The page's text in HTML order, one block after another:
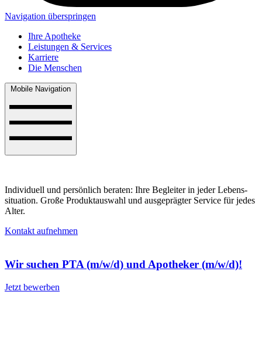
Navigation überspringen
Ihre Apotheke
Leistungen & Services
Karriere
Die Menschen
Mobile Navigation
Individuell und persönlich beraten: Ihre Begleiter in jeder Lebens­
situation. Große Produkt­aus­wahl und ausge­präg­ter Service für jedes
Alter.
Kontakt aufnehmen
Wir suchen PTA (m/w/d) und Apotheker (m/w/d)!
Jetzt bewerben